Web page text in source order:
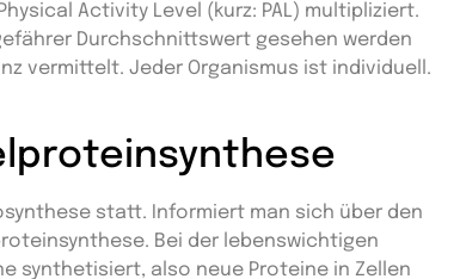
Activity Level (kurz: PAL) multipliziert.
Durchschnittswert gesehen werden
vermittelt. Jeder Organismus ist individuell.
statt. Informiert man sich über den
Bei der lebenswichtigen
synthetisiert, also neue Proteine in Zellen